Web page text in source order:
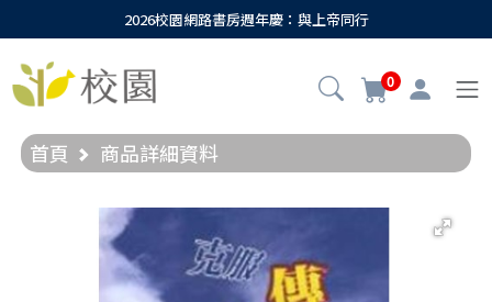
2026校園網路書房週年慶：與上帝同行
0
首頁 商品詳細資料